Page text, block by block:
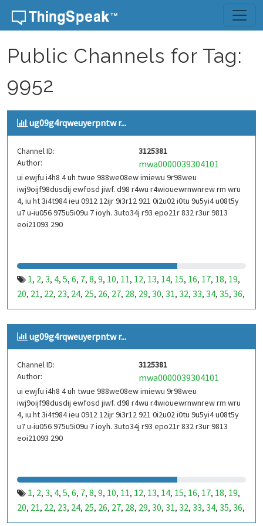
Skip to content
Public Channels for Tag:
9952
ug09g4rqweuyerpntw r...
Channel ID:
3125381
Author:
mwa0000039304101
ui ewjfu i4h8 4 uh twue 988we08ew imiewu 9r98weu
iwj9oijf98dusdij ewfosd jiwf. d98 r4wu r4wiouewrnwnrew rm wru
4, iu ht 3i4t984 ieu 0912 12ijr 9i3r12 921 0i2u02 i0tu 9u5yi4 u08t5y
u7 u-iu056 975u5i09u 7 ioyh. 3uto34j r93 epo21r 832 r3ur 9813
eoi21093 290
1, 2, 3, 4, 5, 6, 7, 8, 9, 10, 11, 12, 13, 14, 15, 16, 17, 18, 19,
20, 21, 22, 23, 24, 25, 26, 27, 28, 29, 30, 31, 32, 33, 34, 35, 36,
37,38,39,40,41,42,43,44,45,46,47,48,49,50,51,52,53,
99,100,101,102,103,104,105,106,107,108,109,110,
111,112,113,114,115,116,
123,124,125,126,127,128,129,130,131,132,133,134,
135,136,137 141,142,143
147,148 153,154,155,156,157,158
159,160,161,162,163,164,165 ,166,167,168,
171 ,172,173 ,174,175,176,177,178,179 ,180,181 ,182,
183,184,185,186, 187,188,189 ,190,191,192,193,194
195,196 ,197
231,232,233,234,235,236,237,238,239,
243, 244, 245, 246, 247,248,249,250 ,251,252, 253 ,254,
255 ,256,257, 258,259,260,261,262,263 ,264,265 , 266
ug09g4rqweuyerpntw r...
Channel ID:
3125381
Author:
mwa0000039304101
ui ewjfu i4h8 4 uh twue 988we08ew imiewu 9r98weu
iwj9oijf98dusdij ewfosd jiwf. d98 r4wu r4wiouewrnwnrew rm wru
4, iu ht 3i4t984 ieu 0912 12ijr 9i3r12 921 0i2u02 i0tu 9u5yi4 u08t5y
u7 u-iu056 975u5i09u 7 ioyh. 3uto34j r93 epo21r 832 r3ur 9813
eoi21093 290
1, 2, 3, 4, 5, 6, 7, 8, 9, 10, 11, 12, 13, 14, 15, 16, 17, 18, 19,
20, 21, 22, 23, 24, 25, 26, 27, 28, 29, 30, 31, 32, 33, 34, 35, 36,
37,38,39,40,41,42,43,44,45,46,47,48,49,50,51,52,53,